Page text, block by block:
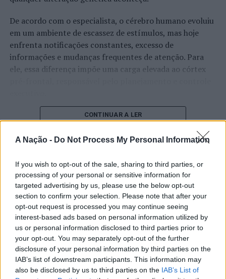
A Nação - Do Not Process My Personal Information
If you wish to opt-out of the sale, sharing to third parties, or
processing of your personal or sensitive information for
targeted advertising by us, please use the below opt-out
section to confirm your selection. Please note that after your
opt-out request is processed you may continue seeing
interest-based ads based on personal information utilized by
us or personal information disclosed to third parties prior to
your opt-out. You may separately opt-out of the further
disclosure of your personal information by third parties on the
IAB’s list of downstream participants. This information may
also be disclosed by us to third parties on the IAB’s List of
De acordo com o especialista, o cérebro humano evoluiu
em um ambiente de escassez de estímulos, mas hoje
enfrenta notificações constantes, excesso de
informações e mudanças frequentes de atenção. Para
ele, essa diferença impõe uma carga elevada ao córtex
O pesquisador afirma que plataformas digitais também
cérebro, favorecendo a fadiga mental, a dificuldade de
tarefas inacabadas permanecem ativas na memória e
aumentam a sensação de sobrecarga, enquanto o stress
prolongado pode elevar os níveis de cortisol e
prejudicar o desempenho cognitivo.
Fabiano de Abreu Agrela Rodrigues ressalta que não há
evidências de que o ambiente digital provoque mudanças
genéticas na espécie humana. A adaptação observada,
afirma, ocorre por meio da neuroplasticidade, processo
pelo qual os circuitos neurais se reorganizam em
CONTINUAR A LER
“Millennium Estoril Open 2026”
regressou ao circuito ATP com
vitória do francês Luca Van Assche
Publicado 1 dia atrás on 07/08/2026
Por Ígor Lopes